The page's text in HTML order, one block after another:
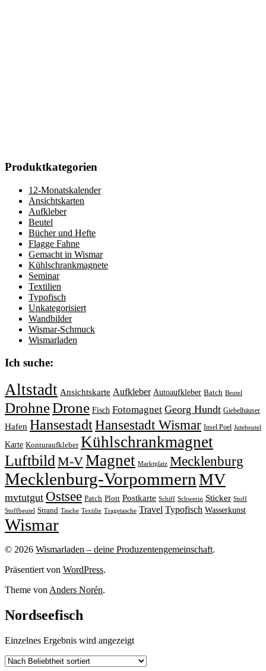
Produktkategorien
12-Monatskalender
Ansichtskarten
Aufkleber
Beutel
Bücher und Hefte
Flagge Fahne
Gemacht in Wismar
Kühlschrankmagnete
Seminar
Textilien
Typofisch
Unkategorisiert
Wandbilder
Wismar-Schmuck
Wismarladen
Ich suche:
Altstadt Ansichtskarte Aufkleber Autoaufkleber Batch Beutel
DrohneDrone Fisch Fotomagnet Georg Hundt Giebelhäuser
Hafen HansestadtHansestadt Wismar Insel Poel Jutebeutel
Karte Konturaufkleber Kühlschrankmagnet
LuftbildM-VMagnet Marktplatz Mecklenburg
Mecklenburg-VorpommernMV
mvtutgut Ostsee Patch Plott Postkarte Schiff Schwerin Sticker Stoff
Stoffbeutel Strand Tasche Textilie Tragetasche Travel Typofisch Wasserkunst
Wismar
© 2026 Wismarladen – deine Produzentengemeinschaft.
Präsentiert von WordPress.
Theme von Anders Norén.
Nordseefisch
Einzelnes Ergebnis wird angezeigt